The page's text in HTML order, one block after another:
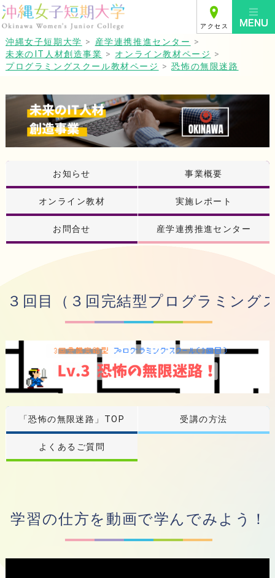
アクセス
沖縄女子短期大学 > 産学連携推進センター >
未来のIT人材創造事業 > オンライン教材ページ >
プログラミングスクール教材ページ > 恐怖の無限迷路
お知らせ 事業概要
オンライン教材 実施レポート
お問合せ 産学連携推進センター
３回目（３回完結型プログラミング
「恐怖の無限迷路」TOP 受講の方法
よくあるご質問
学習の仕方を動画で学んでみよう！